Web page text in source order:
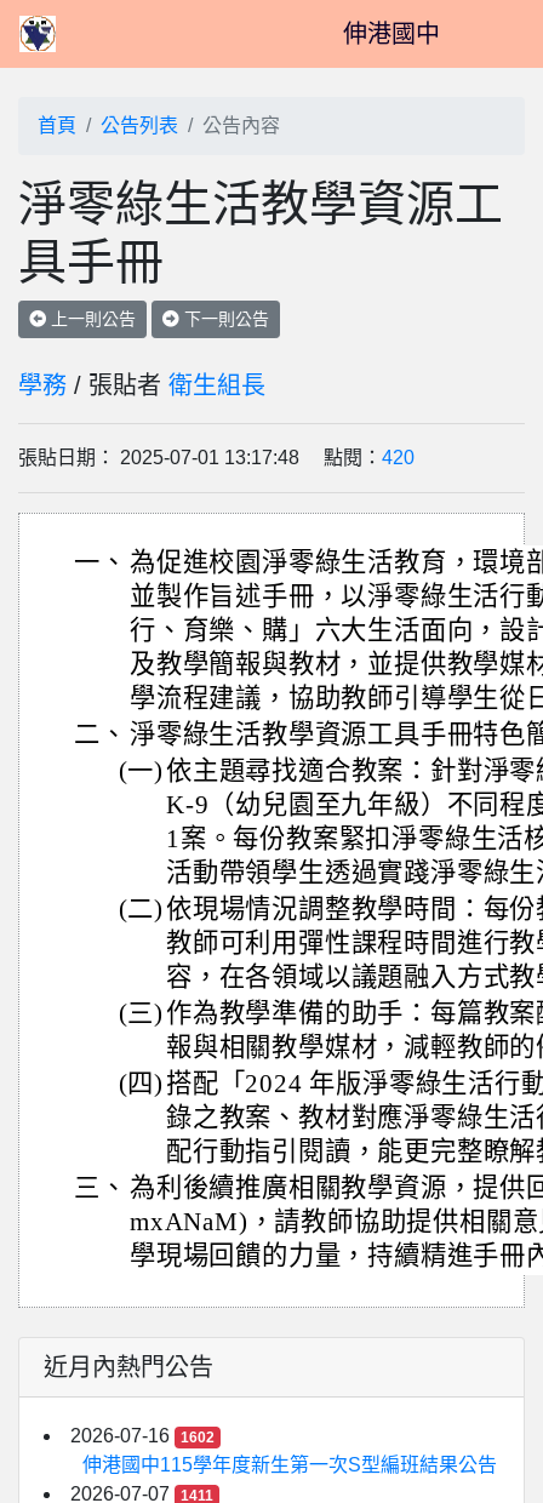
伸港國中
首頁 公告列表 公告內容
淨零綠生活教學資源工
具手冊
上一則公告 下一則公告
學務 / 張貼者 衛生組長
張貼日期： 2025-07-01 13:17:48 點閱： 420
一、 為促進校園淨零綠生活教育，環境
並製作旨述手冊，以淨零綠生活行
行、育樂、購」六大生活面向，設
及教學簡報與教材，並提供教學媒
學流程建議，協助教師引導學生從
二、 淨零綠生活教學資源工具手冊特色
(一)依主題尋找適合教案：針對淨
K-9（幼兒園至九年級）不同程
1案。每份教案緊扣淨零綠生活
活動帶領學生透過實踐淨零綠
(二)依現場情況調整教學時間：每
教師可利用彈性課程時間進行
容，在各領域以議題融入方式教
(三) 作為教學準備的助手：每篇教
報與相關教學媒材，減輕教師
(四) 搭配「2024 年版淨零綠生活行
錄之教案、教材對應淨零綠生
配行動指引閱讀，能更完整瞭
三、 為利後續推廣相關教學資源，提供
mxANaM)，請教師協助提供相關
學現場回饋的力量，持續精進手冊
近月內熱門公告
2026-07-16 1602
伸港國中115學年度新生第一次S型編班結果公告
2026-07-07
1411